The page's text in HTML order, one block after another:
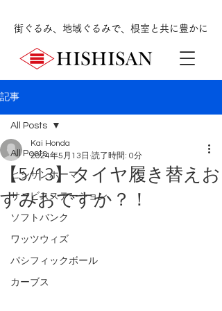
街ぐるみ、地域ぐるみで、根室と共に豊かに
記事
All Posts
ヒシサンホーマ
サービスステーション
ソフトバンク
ワッツウィズ
パシフィックボール
カーブス
All Posts
【5/13】タイヤ履き替えお
すみおですか？！
Kai Honda
2024年5月13日 読了時間: 0分